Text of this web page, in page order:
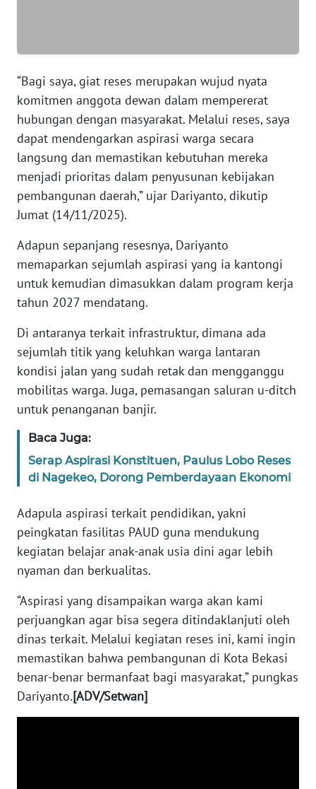
“Bagi saya, giat reses merupakan wujud nyata
komitmen anggota dewan dalam mempererat
hubungan dengan masyarakat. Melalui reses, saya
dapat mendengarkan aspirasi warga secara
langsung dan memastikan kebutuhan mereka
menjadi prioritas dalam penyusunan kebijakan
pembangunan daerah,” ujar Dariyanto, dikutip
Jumat (14/11/2025).
Adapun sepanjang resesnya, Dariyanto
memaparkan sejumlah aspirasi yang ia kantongi
untuk kemudian dimasukkan dalam program kerja
tahun 2027 mendatang.
Di antaranya terkait infrastruktur, dimana ada
sejumlah titik yang keluhkan warga lantaran
kondisi jalan yang sudah retak dan mengganggu
mobilitas warga. Juga, pemasangan saluran u-ditch
untuk penanganan banjir.
Baca Juga:
Serap Aspirasi Konstituen, Paulus Lobo Reses
di Nagekeo, Dorong Pemberdayaan Ekonomi
Adapula aspirasi terkait pendidikan, yakni
peingkatan fasilitas PAUD guna mendukung
kegiatan belajar anak-anak usia dini agar lebih
nyaman dan berkualitas.
“Aspirasi yang disampaikan warga akan kami
perjuangkan agar bisa segera ditindaklanjuti oleh
dinas terkait. Melalui kegiatan reses ini, kami ingin
memastikan bahwa pembangunan di Kota Bekasi
benar-benar bermanfaat bagi masyarakat,” pungkas
Dariyanto.[ADV/Setwan]
WN
PAPUA
BARAT
WN
RIAU
WN
SERAMBI
WN
JAMBI
WN
WN
NTB
WN
WN
SULBAR
WN
BABEL
SUMBAR
WN
SUMSEL
BENGKULU
WN